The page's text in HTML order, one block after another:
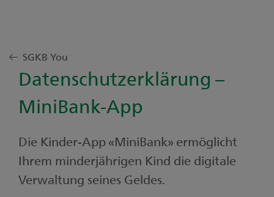
SGKB You
Datenschutzerklärung –
MiniBank-App
Die Kinder-App «MiniBank» ermöglicht
Ihrem minderjährigen Kind die digitale
Verwaltung seines Geldes.